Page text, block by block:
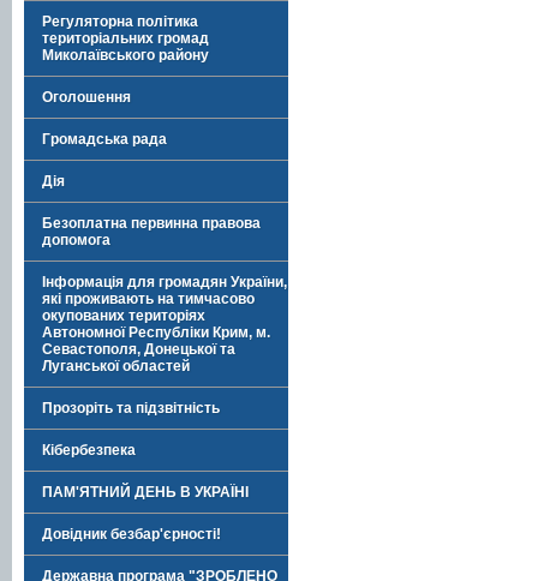
Регуляторна політика
територіальних громад
Миколаївського району
Оголошення
Громадська рада
Дія
Безоплатна первинна правова
допомога
Інформація для громадян України,
які проживають на тимчасово
окупованих територіях
Автономної Республіки Крим, м.
Севастополя, Донецької та
Луганської областей
Прозоріть та підзвітність
Кібербезпека
ПАМ'ЯТНИЙ ДЕНЬ В УКРАЇНІ
Довідник безбар'єрності!
Державна програма "ЗРОБЛЕНО